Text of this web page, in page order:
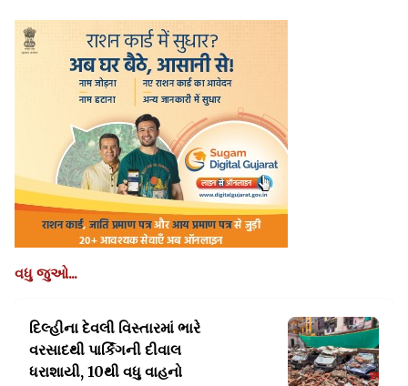
વધુ જુઓ...
દિલ્હીના દેવલી વિસ્તારમાં ભારે
વરસાદથી પાર્કિંગની દીવાલ
ધરાશાયી, 10થી વધુ વાહનો